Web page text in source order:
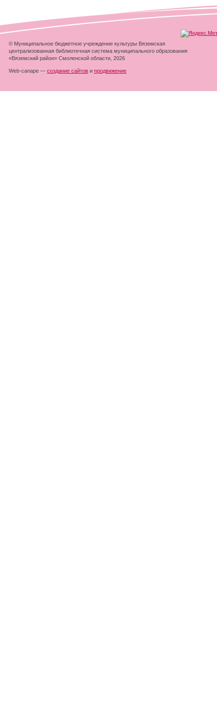
© Муниципальное бюджетное учреждение культуры Вяземская
централизованная библиотечная система муниципального образования
«Вяземский район» Смоленской области, 2026
Web-canape — создание сайтов и продвижение